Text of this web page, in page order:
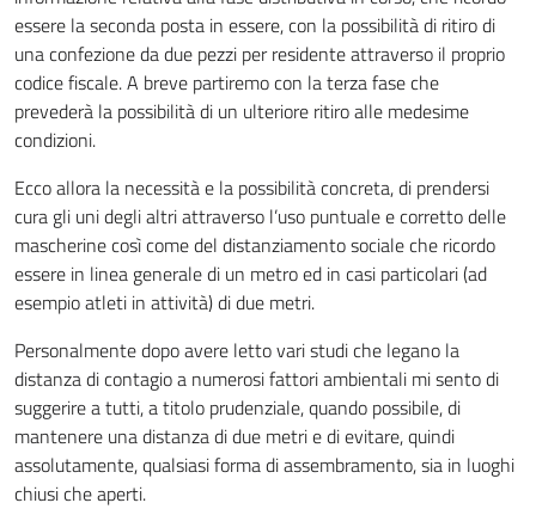
essere la seconda posta in essere, con la possibilità di ritiro di
una confezione da due pezzi per residente attraverso il proprio
codice fiscale. A breve partiremo con la terza fase che
prevederà la possibilità di un ulteriore ritiro alle medesime
condizioni.
Ecco allora la necessità e la possibilità concreta, di prendersi
cura gli uni degli altri attraverso l’uso puntuale e corretto delle
mascherine così come del distanziamento sociale che ricordo
essere in linea generale di un metro ed in casi particolari (ad
esempio atleti in attività) di due metri.
Personalmente dopo avere letto vari studi che legano la
distanza di contagio a numerosi fattori ambientali mi sento di
suggerire a tutti, a titolo prudenziale, quando possibile, di
mantenere una distanza di due metri e di evitare, quindi
assolutamente, qualsiasi forma di assembramento, sia in luoghi
chiusi che aperti.